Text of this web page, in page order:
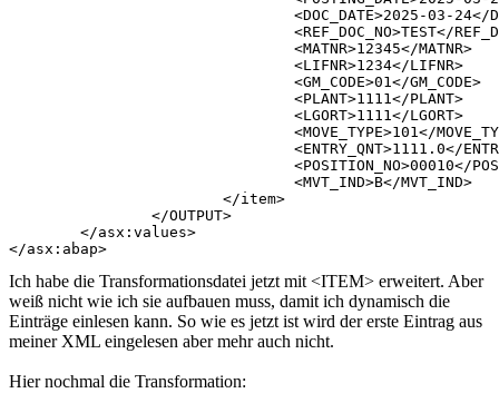
Ich habe die Transformationsdatei jetzt mit <ITEM> erweitert. Aber
weiß nicht wie ich sie aufbauen muss, damit ich dynamisch die
Einträge einlesen kann. So wie es jetzt ist wird der erste Eintrag aus
meiner XML eingelesen aber mehr auch nicht.
Hier nochmal die Transformation: